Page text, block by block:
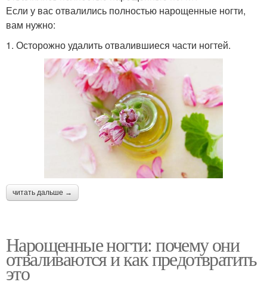
Если у вас отвалились полностью нарощенные ногти,
вам нужно:
1. Осторожно удалить отвалившиеся части ногтей.
читать дальше →
Нарощенные ногти: почему они
отваливаются и как предотвратить
это